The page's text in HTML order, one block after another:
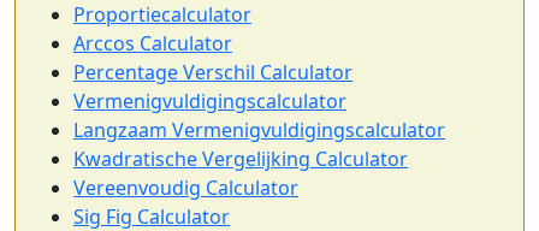
Proportiecalculator
Arccos Calculator
Percentage Verschil Calculator
Vermenigvuldigingscalculator
Langzaam Vermenigvuldigingscalculator
Kwadratische Vergelijking Calculator
Vereenvoudig Calculator
Sig Fig Calculator